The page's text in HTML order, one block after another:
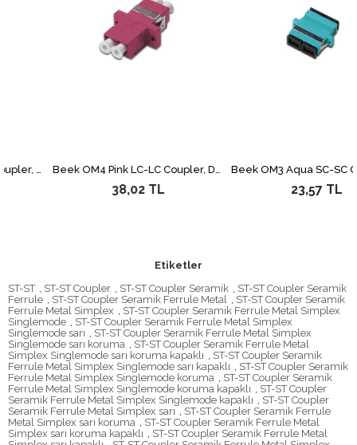
Beek OM3 Aqua LC-LC Coupler, Duplex, somun ve vida dahil Beek OM4 Pink LC-LC Coupler, Duplex, somun ve vida dahil
38,02 TL 23,57 TL
Etiketler
ST-ST
ST-ST Coupler ST-ST Coupler Seramik
ST-ST Coupler Seramik
Ferrule
ST-ST Coupler Seramik Ferrule Metal
ST-ST Coupler Seramik
Ferrule Metal Simplex
ST-ST Coupler Seramik Ferrule Metal Simplex
Singlemode
ST-ST Coupler Seramik Ferrule Metal Simplex
Singlemode sarı
ST-ST Coupler Seramik Ferrule Metal Simplex
Singlemode sarı koruma
ST-ST Coupler Seramik Ferrule Metal
Simplex Singlemode sarı koruma kapaklı
ST-ST Coupler Seramik
Ferrule Metal Simplex Singlemode sarı kapaklı
ST-ST Coupler Seramik
Ferrule Metal Simplex Singlemode koruma
ST-ST Coupler Seramik
Ferrule Metal Simplex Singlemode koruma kapaklı
ST-ST Coupler
Seramik Ferrule Metal Simplex Singlemode kapaklı
ST-ST Coupler
Seramik Ferrule Metal Simplex sarı
ST-ST Coupler Seramik Ferrule
Metal Simplex sarı koruma
ST-ST Coupler Seramik Ferrule Metal
Simplex sarı koruma kapaklı
ST-ST Coupler Seramik Ferrule Metal